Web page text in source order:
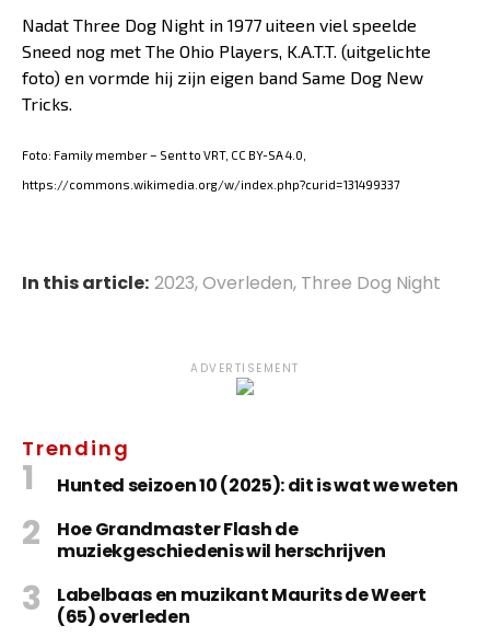
Nadat Three Dog Night in 1977 uiteen viel speelde
Sneed nog met The Ohio Players, K.A.T.T. (uitgelichte
foto) en vormde hij zijn eigen band Same Dog New
Tricks.
Foto: Family member – Sent to VRT, CC BY-SA 4.0,
https://commons.wikimedia.org/w/index.php?curid=131499337
In this article: 2023,Overleden, Three Dog Night
ADVERTISEMENT
Trending
Hunted seizoen 10 (2025): dit is wat we weten
Hoe Grandmaster Flash de
muziekgeschiedenis wil herschrijven
Labelbaas en muzikant Maurits de Weert
(65) overleden